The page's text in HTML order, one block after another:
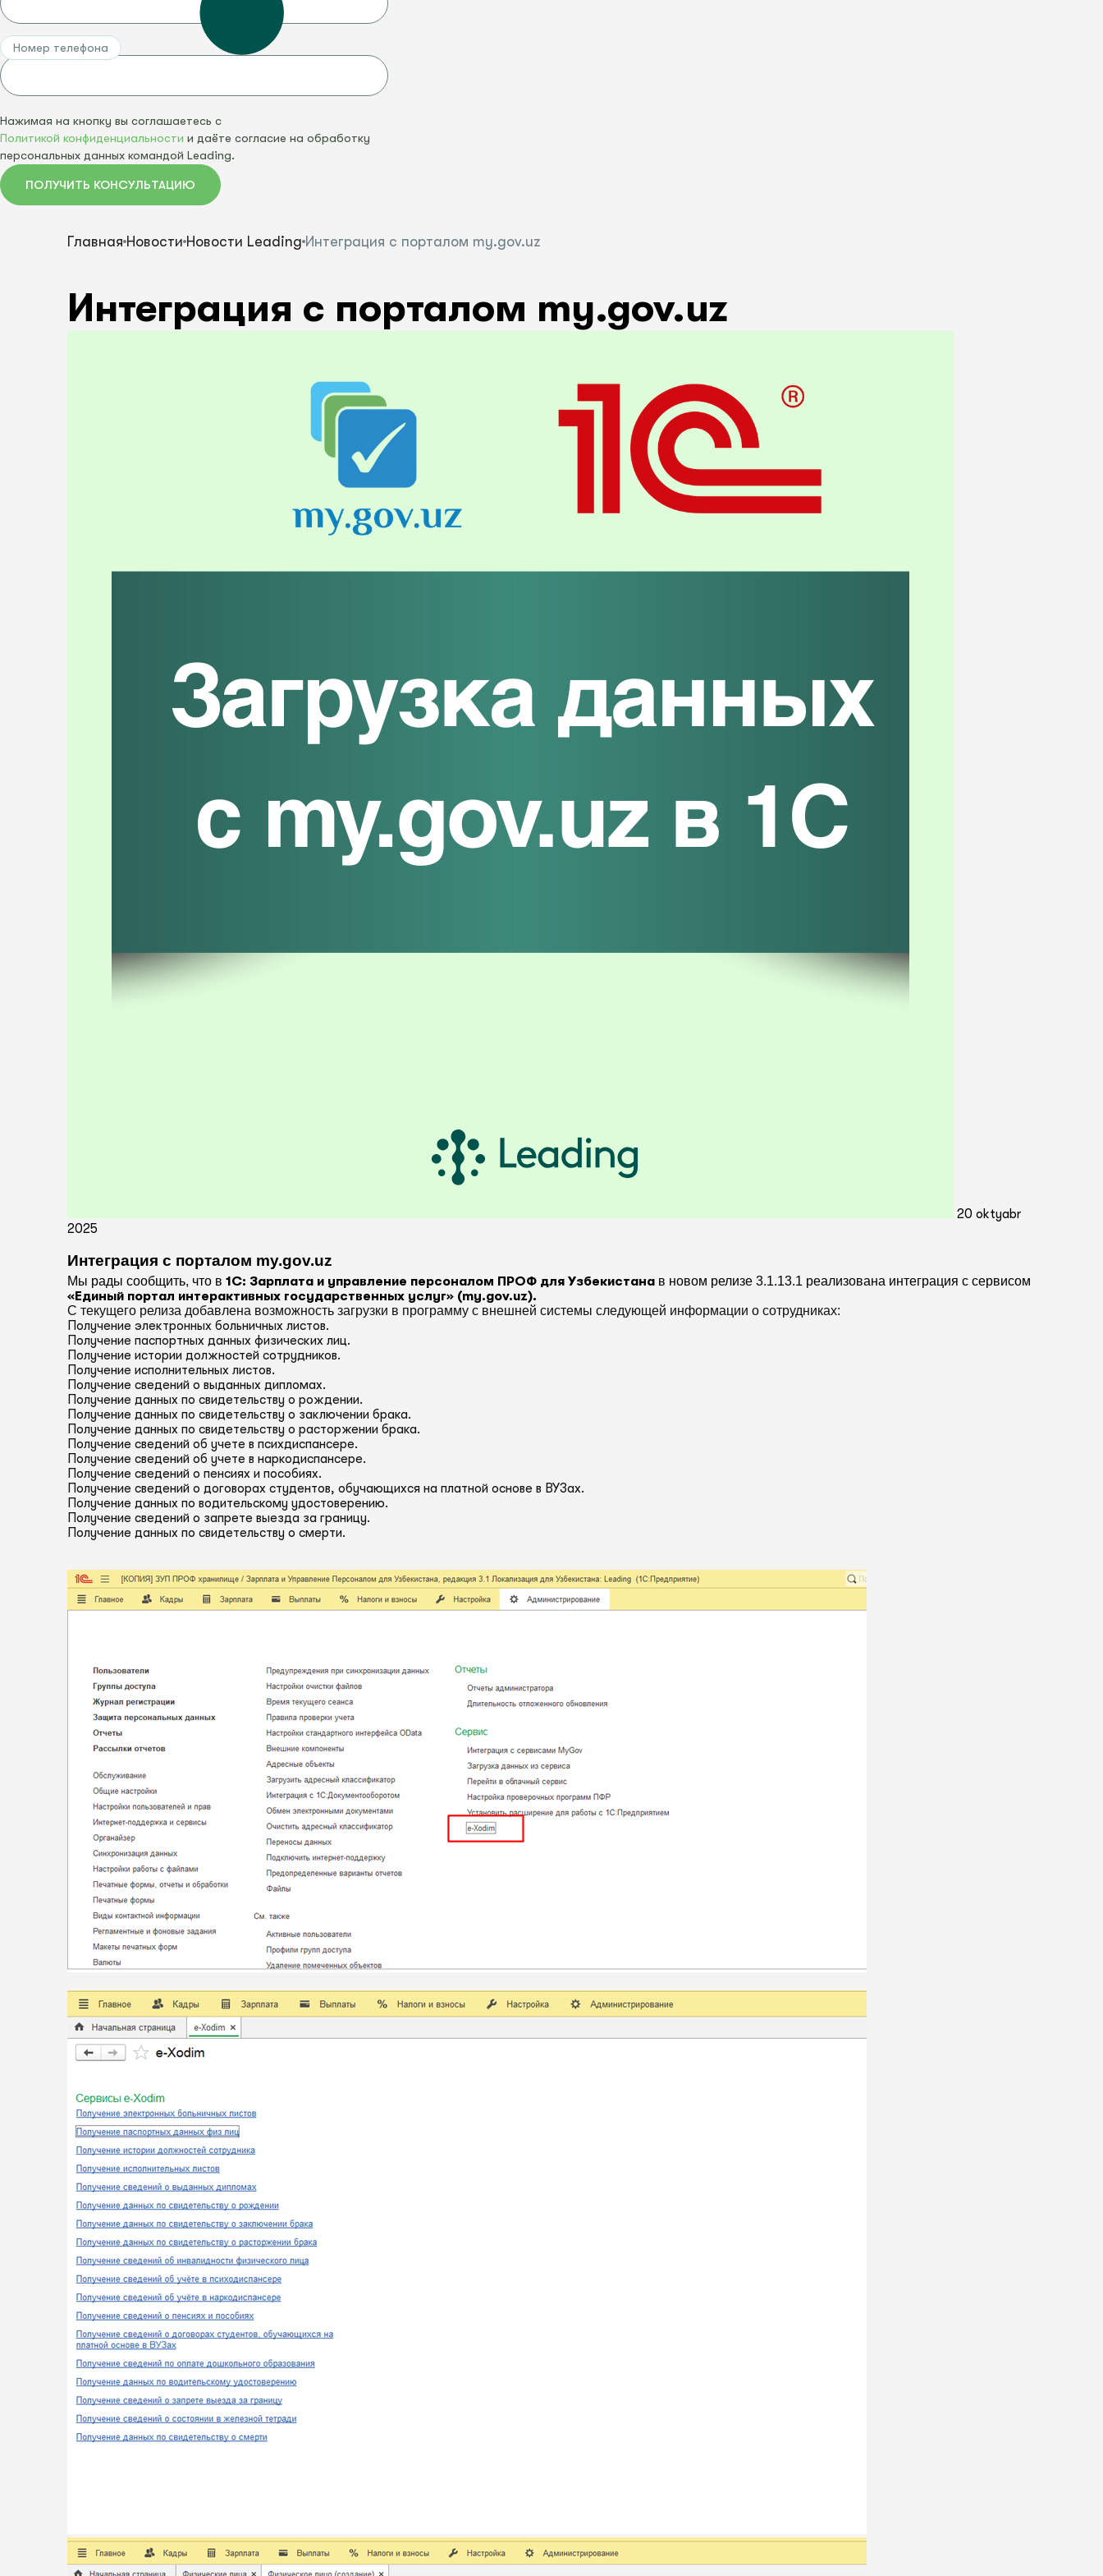
ПОСМОТРЕТЬ ВСЕ
СКАЧАТЬ ПРАЙС-ЛИСТ ВСЕ УСЛУГИ
Номер телефона
Нажимая на кнопку вы соглашаетесь с
Политикой конфиденциальности и даёте согласие на обработку
персональных данных командой Leading.
ПОЛУЧИТЬ КОНСУЛЬТАЦИЮ
Главная Новости Новости Leading Интеграция с порталом my.gov.uz
Интеграция с порталом my.gov.uz
20 oktyabr
2025
Интеграция с порталом my.gov.uz
Мы рады сообщить, что в 1С: Зарплата и управление персоналом ПРОФ для Узбекистана в новом релизе 3.1.13.1 реализована интеграция с сервисом
«Единый портал интерактивных государственных услуг» (my.gov.uz).
С текущего релиза добавлена возможность загрузки в программу с внешней системы следующей информации о сотрудниках:
Получение электронных больничных листов.
Получение паспортных данных физических лиц.
Получение истории должностей сотрудников.
Получение исполнительных листов.
Получение сведений о выданных дипломах.
Получение данных по свидетельству о рождении.
Получение данных по свидетельству о заключении брака.
Получение данных по свидетельству о расторжении брака.
Получение сведений об учете в психдиспансере.
Получение сведений об учете в наркодиспансере.
Получение сведений о пенсиях и пособиях.
Получение сведений о договорах студентов, обучающихся на платной основе в ВУЗах.
Получение данных по водительскому удостоверению.
Получение сведений о запрете выезда за границу.
Получение данных по свидетельству о смерти.